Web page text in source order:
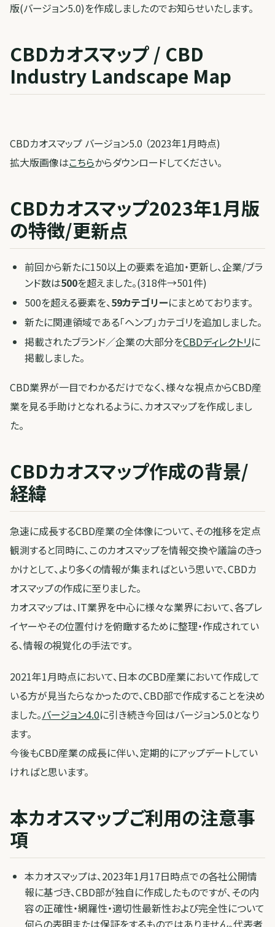
版(バージョン5.0)を作成しましたのでお知らせいたします。
CBDカオスマップ / CBD
Industry Landscape Map
CBDカオスマップ バージョン5.0 （2023年1月時点)
拡大版画像はこちらからダウンロードしてください。
CBDカオスマップ2023年1月版
の特徴/更新点
前回から新たに150以上の要素を追加・更新し、企業/ブラ
ンド数は500を超えました。(318件→501件)
500を超える要素を、59カテゴリーにまとめております。
新たに関連領域である「ヘンプ」カテゴリを追加しました。
掲載されたブランド／企業の大部分をCBDディレクトリに
掲載しました。
CBD業界が一目でわかるだけでなく、様々な視点からCBD産
業を見る手助けとなれるように、カオスマップを作成しまし
た。
CBDカオスマップ作成の背景/
経緯
急速に成長するCBD産業の全体像について、その推移を定点
観測すると同時に、このカオスマップを情報交換や議論のきっ
かけとして、より多くの情報が集まればという思いで、CBDカ
オスマップの作成に至りました。
カオスマップは、IT業界を中心に様々な業界において、各プレ
イヤーやその位置付けを俯瞰するために整理・作成されてい
る、情報の視覚化の手法です。
2021年1月時点において、日本のCBD産業において作成して
いる方が見当たらなかったので、CBD部で作成することを決め
ました。バージョン4.0に引き続き今回はバージョン5.0となり
ます。
今後もCBD産業の成長に伴い、定期的にアップデートしてい
ければと思います。
本カオスマップご利用の注意事
項
本カオスマップは、2023年1月17日時点での各社公開情
報に基づき、CBD部が独自に作成したものですが、その内
容の正確性・網羅性・適切性最新性および完全性について
何らの表明または保証をするものではありません。代表者